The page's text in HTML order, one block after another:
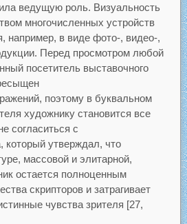
ведущую роль. Визуальность
многочисленных устройств
например, в виде фото-, видео-,
Перед просмотром любой
посетитель выставочного
поэтому в буквальном
художнику становится все
согласиться с
который утверждал, что
массовой и элитарной,
остается полноценным
скрипторов и затрагивает
чувства зрителя [27,